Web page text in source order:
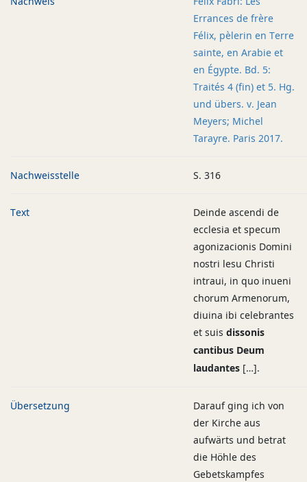
Errances de frère
Félix, pèlerin en Terre
sainte, en Arabie et
en Égypte. Bd. 5:
Traités 4 (fin) et 5. Hg.
und übers. v. Jean
Meyers; Michel
Tarayre. Paris 2017.
Nachweisstelle S. 316
Text
Deinde ascendi de
ecclesia et specum
agonizacionis Domini
nostri lesu Christi
intraui, in quo inueni
chorum Armenorum,
diuina ibi celebrantes
et suis dissonis
cantibus Deum
laudantes […].
Übersetzung
Darauf ging ich von
der Kirche aus
aufwärts und betrat
die Höhle des
Gebetskampfes